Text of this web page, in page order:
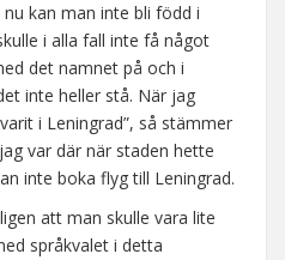
nu kan man inte bli född i
i alla fall inte få något
det namnet på och i
inte heller stå. När jag
i Leningrad”, så stämmer
var där när staden hette
inte boka flyg till Leningrad.
att man skulle vara lite
språkvalet i detta